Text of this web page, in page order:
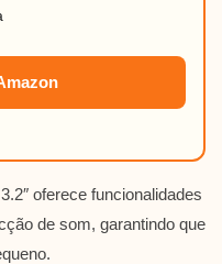
oferece funcionalidades
de som, garantindo que